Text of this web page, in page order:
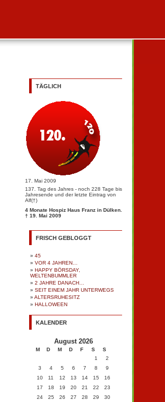
TÄGLICH
17. Mai 2009
137. Tag des Jahres - noch 228 Tage bis
Jahresende und der letzte Eintrag von
Alf(†)
4 Monate Hospiz Haus Franz in Dülken.
† 19. Mai 2009
FRISCH GEBLOGGT
45
VOR 4 JAHREN…
HAPPY BÖRSDAY,
WELTENBUMMLER
2 JAHRE DANACH…
SEIT EINEM JAHR UNTERWEGS
ALTERSRUHESITZ
HALLOWEEN
KALENDER
August 2026
M D M D F S
S
1
2
3
4 5 6 7 8
9
10
11 12 13 14 15
16
17
18 19 20 21 22
23
24
25 26 27 28 29
30